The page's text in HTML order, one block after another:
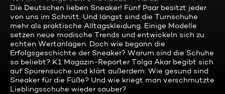
Die Deutschen lieben Sneaker! Fünf Paar besitzt jeder
von uns im Schnitt. Und längst sind die Turnschuhe
mehr als praktische Alltagskleidung. Einige Modelle
setzen neue modische Trends und entwickeln sich zu
echten Wertanlagen. Doch wie begann die
Erfolgsgeschichte der Sneaker? Warum sind die Schuhe
so beliebt? K1 Magazin-Reporter Tolga Akar begibt sich
auf Spurensuche und klärt außerdem: Wie gesund sind
Sneaker für die Füße? Und wie kriegt man verschmutzte
Lieblingsschuhe wieder sauber?